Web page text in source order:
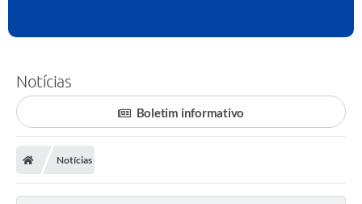
Notícias
Boletim informativo
Notícias